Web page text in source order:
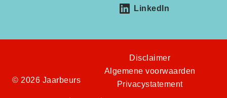
LinkedIn
© 2026 Jaarbeurs
Disclaimer
Algemene voorwaarden
Privacystatement